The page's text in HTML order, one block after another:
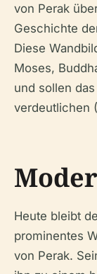
von Perak
Geschichte
Diese
Moses,
und sollen
verdeutlichen (
Heute bleibt
prominentes
von Perak.